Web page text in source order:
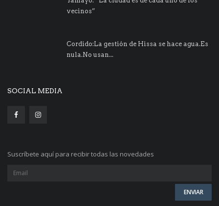
vecinos”
Cordido:La gestión de Hissa se hace agua.Es
nula.No usan...
SOCIAL MEDIA
Suscríbete aquí para recibir todas las novedades